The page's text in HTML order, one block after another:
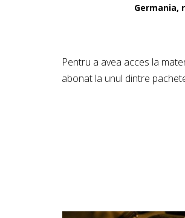
Germania,
Pentru a avea acces la
abonat la unul dintre